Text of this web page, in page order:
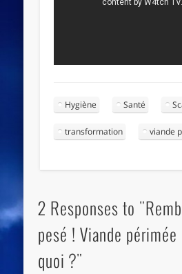
Hygiène Santé
transformation viande
2 Responses to
pesé ! Viande
quoi ?"